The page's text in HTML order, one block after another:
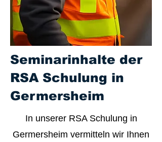
Seminarinhalte der
RSA Schulung in
Germersheim
In unserer RSA Schulung in
Germersheim vermitteln wir Ihnen